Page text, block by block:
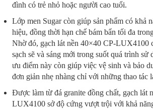
đình có trẻ nhỏ hoặc người cao tuổi.
Lớp men Sugar còn giúp sản phẩm có khả
hiệu, đồng thời hạn chế bám bẩn tối đa
Nhờ đó, gạch lát nền 40×40 CP-LUX4100
sạch sẽ và sáng mới trong suốt quá trình sử
ưu điểm này còn giúp việc vệ sinh và bảo
đơn giản nhẹ nhàng chỉ với những thao tác
Được làm từ đá granite đồng chất, gạch lát
LUX4100 sở độ cứng vượt trội với khả